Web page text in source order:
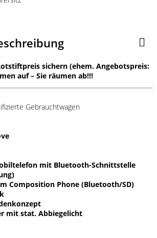
sichern (ehem. Angebotspreis:
auf – Sie räumen ab!!!
Gebrauchtwagen
mit Bluetooth-Schnittstelle
Composition Phone (Bluetooth/SD)
mit stat. Abbiegelicht